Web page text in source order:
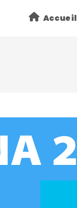
Accueil